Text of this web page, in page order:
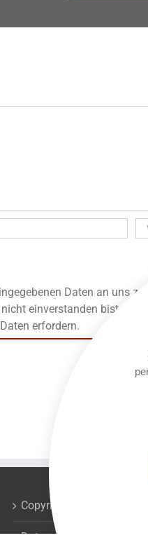
Daten an uns zu,
einverstanden bist,
erfordern.
Copyrights
Datenschutzerklärung